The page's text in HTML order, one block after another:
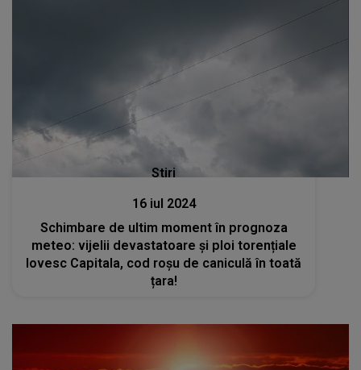
Stiri
16 iul 2024
Schimbare de ultim moment în prognoza
meteo: vijelii devastatoare și ploi torențiale
lovesc Capitala, cod roșu de caniculă în toată
țara!